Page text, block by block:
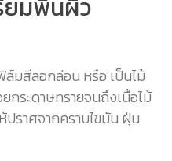
ยมพื้นผิว
มสีลอกล่อน หรือ เป็นไม้
กระดาษทรายจนถึงเนื้อไม้
ปราศจากคราบไขมัน ฝุ่น